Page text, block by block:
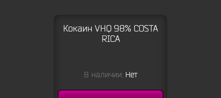
Кокаин VHQ 98% COSTA
RICA
В наличии: Нет